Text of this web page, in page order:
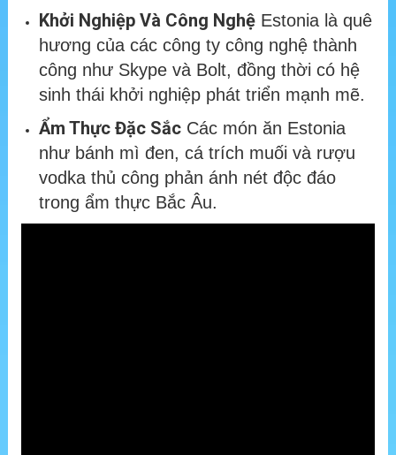
Khởi Nghiệp Và Công Nghệ Estonia là quê
hương của các công ty công nghệ thành
công như Skype và Bolt, đồng thời có hệ
sinh thái khởi nghiệp phát triển mạnh mẽ.
Ẩm Thực Đặc Sắc Các món ăn Estonia
như bánh mì đen, cá trích muối và rượu
vodka thủ công phản ánh nét độc đáo
trong ẩm thực Bắc Âu.